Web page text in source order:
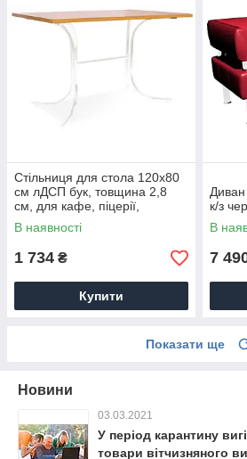
Стільниця для стола 120х80
см лДСП бук, товщина 2,8
см, для кафе, піцерії,
сушібара, їдальні
В наявності
1 734 ₴
Купити
Диван
к/з
В
7
Показати ще
Новини
03.03.2021
У період карантину
товари вітчизняного